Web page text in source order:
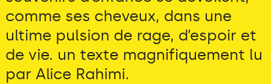
comme ses cheveux, dans une
ultime pulsion de rage, d’espoir et
de vie. un texte magnifiquement lu
par Alice Rahimi.